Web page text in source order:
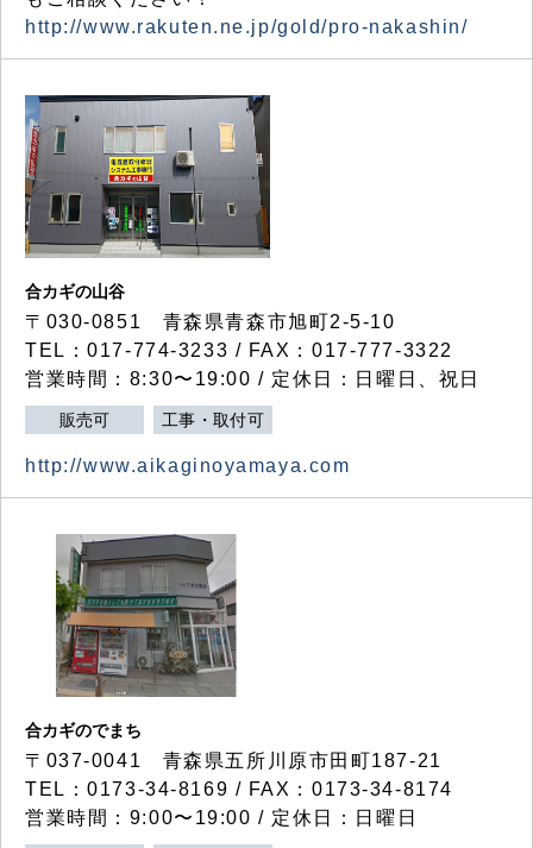
http://www.rakuten.ne.jp/gold/pro-nakashin/
合カギの山谷
〒030-0851 青森県青森市旭町2-5-10
TEL：017-774-3233 / FAX：017-777-3322
営業時間：8:30〜19:00 / 定休日：日曜日、祝日
販売可 工事・取付可
http://www.aikaginoyamaya.com
合カギのでまち
〒037-0041 青森県五所川原市田町187-21
TEL：0173-34-8169 / FAX：0173-34-8174
営業時間：9:00〜19:00 / 定休日：日曜日